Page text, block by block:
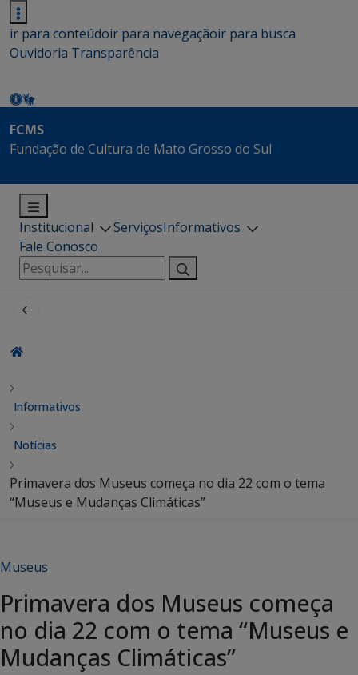
ir para conteúdoir para navegaçãoir para busca
Ouvidoria Transparência
FCMS
Fundação de Cultura de Mato Grosso do Sul
Institucional ServiçosInformativos
Fale Conosco
Pesquisar
por:
Informativos
Notícias
Primavera dos Museus começa no dia 22 com o tema
“Museus e Mudanças Climáticas”
Museus
Primavera dos Museus começa
no dia 22 com o tema “Museus e
Mudanças Climáticas”